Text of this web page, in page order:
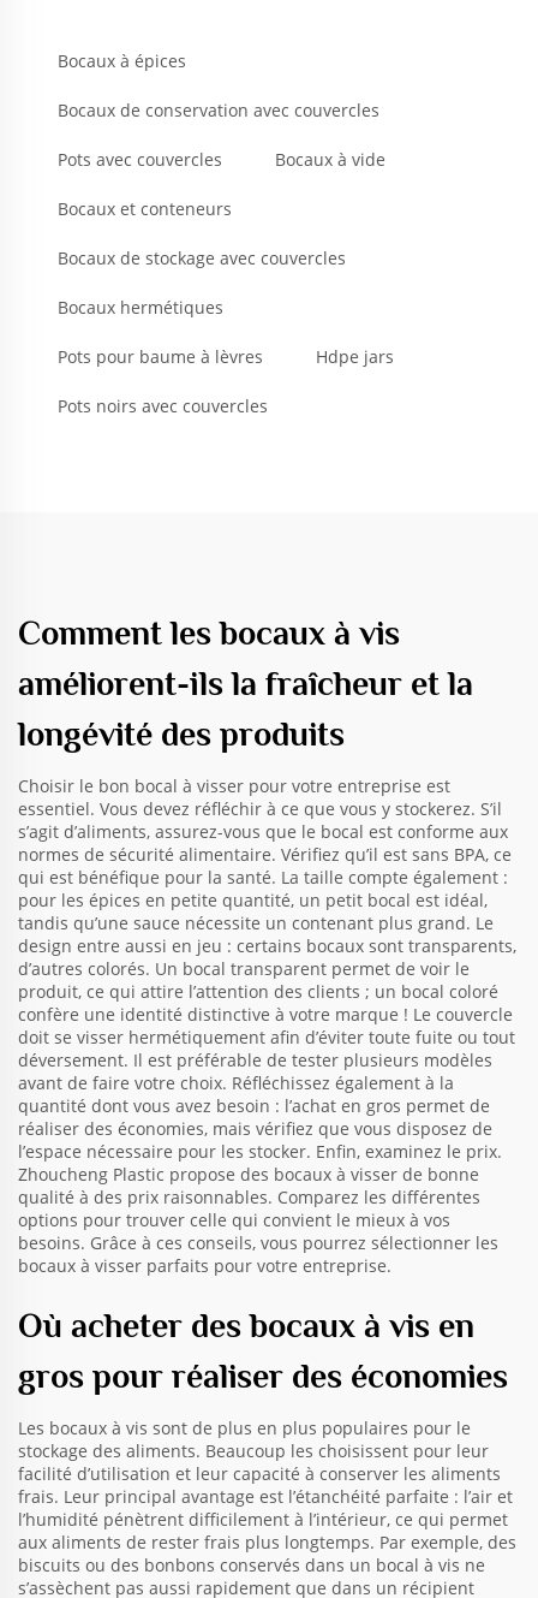
Bocaux à épices
Bocaux de conservation avec couvercles
Pots avec couvercles Bocaux à vide
Bocaux et conteneurs
Bocaux de stockage avec couvercles
Bocaux hermétiques
Pots pour baume à lèvres Hdpe jars
Pots noirs avec couvercles
Comment les bocaux à vis
améliorent-ils la fraîcheur et la
longévité des produits
Choisir le bon bocal à visser pour votre entreprise est
essentiel. Vous devez réfléchir à ce que vous y stockerez. S’il
s’agit d’aliments, assurez-vous que le bocal est conforme aux
normes de sécurité alimentaire. Vérifiez qu’il est sans BPA, ce
qui est bénéfique pour la santé. La taille compte également :
pour les épices en petite quantité, un petit bocal est idéal,
tandis qu’une sauce nécessite un contenant plus grand. Le
design entre aussi en jeu : certains bocaux sont transparents,
d’autres colorés. Un bocal transparent permet de voir le
produit, ce qui attire l’attention des clients ; un bocal coloré
confère une identité distinctive à votre marque ! Le couvercle
doit se visser hermétiquement afin d’éviter toute fuite ou tout
déversement. Il est préférable de tester plusieurs modèles
avant de faire votre choix. Réfléchissez également à la
quantité dont vous avez besoin : l’achat en gros permet de
réaliser des économies, mais vérifiez que vous disposez de
l’espace nécessaire pour les stocker. Enfin, examinez le prix.
Zhoucheng Plastic propose des bocaux à visser de bonne
qualité à des prix raisonnables. Comparez les différentes
options pour trouver celle qui convient le mieux à vos
besoins. Grâce à ces conseils, vous pourrez sélectionner les
bocaux à visser parfaits pour votre entreprise.
Où acheter des bocaux à vis en
gros pour réaliser des économies
Les bocaux à vis sont de plus en plus populaires pour le
stockage des aliments. Beaucoup les choisissent pour leur
facilité d’utilisation et leur capacité à conserver les aliments
frais. Leur principal avantage est l’étanchéité parfaite : l’air et
l’humidité pénètrent difficilement à l’intérieur, ce qui permet
aux aliments de rester frais plus longtemps. Par exemple, des
biscuits ou des bonbons conservés dans un bocal à vis ne
s’assèchent pas aussi rapidement que dans un récipient